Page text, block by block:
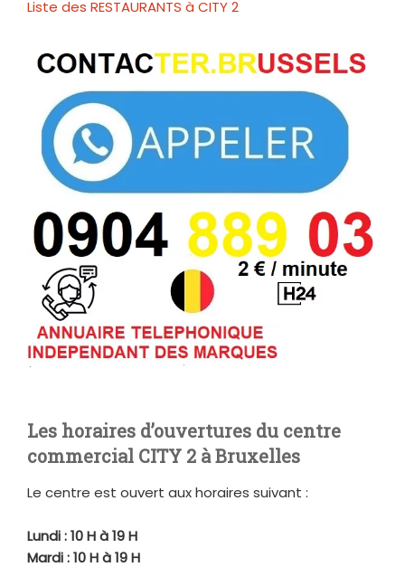
Liste des RESTAURANTS à CITY 2
Les horaires d’ouvertures du centre
commercial CITY 2 à Bruxelles
Le centre est ouvert aux horaires suivant :
Lundi : 10 H à 19 H
Mardi : 10 H à 19 H